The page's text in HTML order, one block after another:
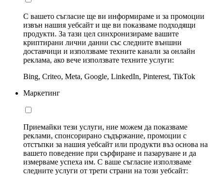
С вашето съгласие ще ви информираме и за промоции
извън нашия уебсайт и ще ви показваме подходящи
продукти. За тази цел синхронизираме вашите
криптирани лични данни със следните външни
доставчици и използваме техните канали за онлайн
реклама, ако вече използвате техните услуги:
Bing, Criteo, Meta, Google, LinkedIn, Pinterest, TikTok
Маркетинг
Приемайки тези услуги, ние можем да показваме
реклами, спонсорирано съдържание, промоции с
отстъпки за нашия уебсайт или продукти въз основа на
вашето поведение при сърфиране и пазаруване и да
измерваме успеха им. С ваше съгласие използваме
следните услуги от трети страни на този уебсайт: